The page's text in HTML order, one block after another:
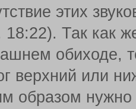
этих
18:22). Так как
обиходе,
верхний или
образом